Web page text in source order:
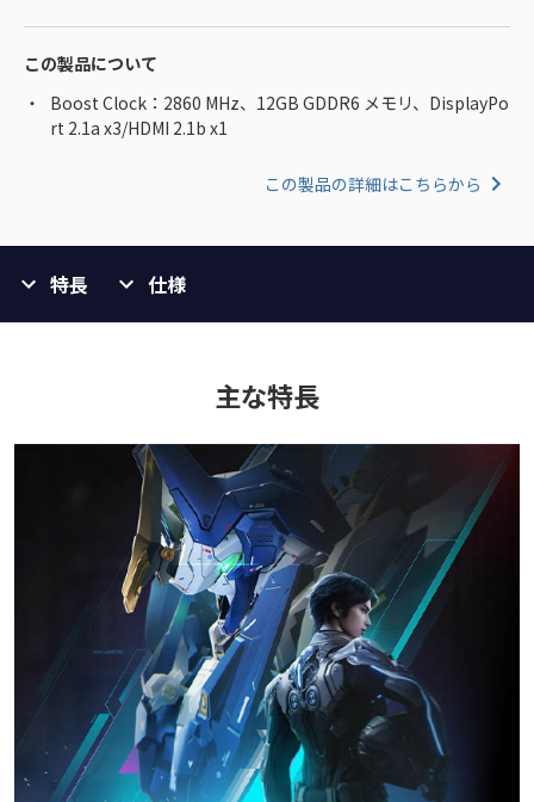
この製品について
Boost Clock：2860 MHz、12GB GDDR6 メモリ、DisplayPo
rt 2.1a x3/HDMI 2.1b x1
この製品の詳細はこちらから
特長 仕様
主な特長